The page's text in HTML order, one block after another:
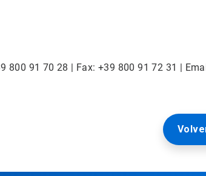
800 91 70 28 | Fax: +39 800 91 72 31 |